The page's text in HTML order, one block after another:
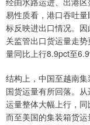
易性质看，港口吞吐
标反映进出口情况。
关监管出口货运量走
量同比上行8.9pct至
结构上，中国至越南
国货运量有所回落。
运量整体大幅上行，同
而至美国的集装箱货运